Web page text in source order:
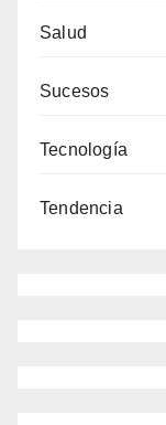
Salud
Sucesos
Tecnología
Tendencia